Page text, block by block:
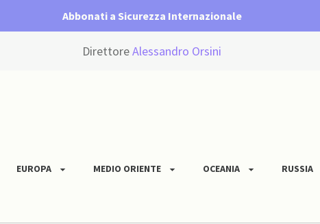
Abbonati a Sicurezza Internazionale
DirettoreAlessandro Orsini
EUROPA MEDIO ORIENTE OCEANIA RUSSIA